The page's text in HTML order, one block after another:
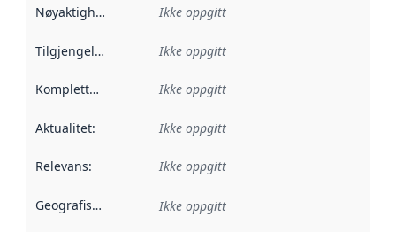
Nøyaktighet Ikke oppgitt
Tilgjengelighet Ikke oppgitt
Kompletthet Ikke oppgitt
Aktualitet: Ikke oppgitt
Relevans: Ikke oppgitt
Geografisk avgrensning :
Ikke oppgitt